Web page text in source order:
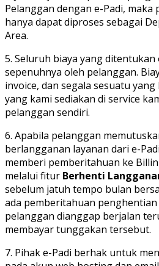
Pelanggan dengan e-Padi, maka
hanya dapat diproses sebagai
Area.
5. Seluruh biaya yang
sepenuhnya oleh pelanggan.
invoice, dan segala sesuatu
yang kami sediakan di service
pelanggan sendiri.
6. Apabila pelanggan
berlangganan layanan dari e-
memberi pemberitahuan ke
melalui fitur Berhenti
sebelum jatuh tempo bulan
ada pemberitahuan
pelanggan dianggap berjalan
membayar tunggakan tersebut.
7. Pihak e-Padi berhak untuk